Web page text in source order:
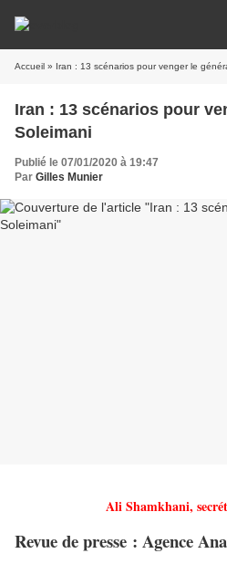
Accueil » Iran : 13 scénarios pour venger le
Iran : 13 scénarios pour
Soleimani
Publié le 07/01/2020 à 19:47
Par Gilles Munier
Ali Shamkhani,
Revue de presse : Agence